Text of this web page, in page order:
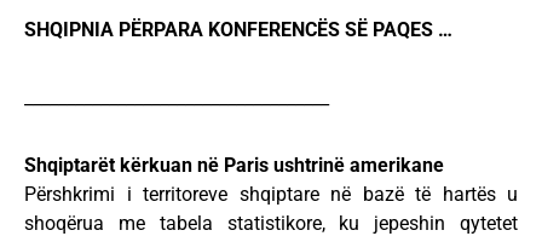
SHQIPNIA PËRPARA KONFERENCËS SË PAQES …
Shqiptarët kërkuan në Paris ushtrinë amerikane
Përshkrimi i territoreve shqiptare në bazë të hartës u
shoqërua me tabela statistikore, ku jepeshin qytetet